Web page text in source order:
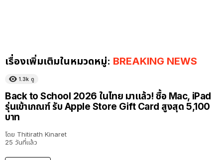
เรื่องเพิ่มเติมในหมวดหมู่: BREAKING NEWS
1.3k ดู
Back to School 2026 ในไทย มาแล้ว! ซื้อ Mac, iPad
รุ่นเข้าเกณฑ์ รับ Apple Store Gift Card สูงสุด 5,100
บาท
โดย Thitirath Kinaret
25 วันที่แล้ว